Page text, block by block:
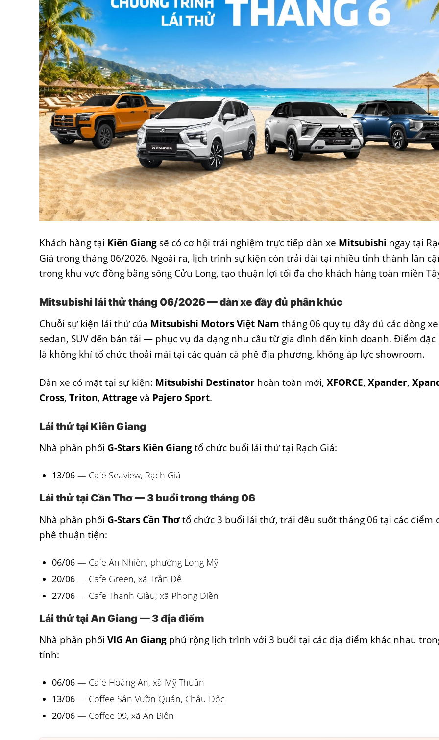
Khách hàng tại Kiên Giang sẽ có cơ hội trải nghiệm trực tiếp dàn xe Mitsubishi ngay tại
Giá trong tháng 06/2026. Ngoài ra, lịch trình sự kiện còn trải dài tại nhiều tỉnh thành lân
trong khu vực đồng bằng sông Cửu Long, tạo thuận lợi tối đa cho khách hàng toàn miền
Mitsubishi lái thử tháng 06/2026 — dàn xe đầy đủ phân khúc
Chuỗi sự kiện lái thử của Mitsubishi Motors Việt Nam tháng 06 quy tụ đầy đủ các dòng
sedan, SUV đến bán tải — phục vụ đa dạng nhu cầu từ gia đình đến kinh doanh. Điểm đặc
là không khí tổ chức thoải mái tại các quán cà phê địa phương, không áp lực showroom.
Dàn xe có mặt tại sự kiện: Mitsubishi Destinator hoàn toàn mới, XFORCE, Xpander,
Cross, Triton, Attragevà Pajero Sport.
Lái thử tại Kiên Giang
Nhà phân phối G-Stars Kiên Giangtổ chức buổi lái thử tại Rạch Giá:
13/06 — Café Seaview, Rạch Giá
Lái thử tại Cần Thơ — 3 buổi trong tháng 06
Nhà phân phối G-Stars Cần Thơtổ chức 3 buổi lái thử, trải đều suốt tháng 06 tại các điểm
phê thuận tiện:
06/06 — Cafe An Nhiên, phường Long Mỹ
20/06 — Cafe Green, xã Trần Đề
27/06 — Cafe Thanh Giàu, xã Phong Điền
Lái thử tại An Giang — 3 địa điểm
Nhà phân phối VIG An Giang phủ rộng lịch trình với 3 buổi tại các địa điểm khác nhau
tỉnh:
06/06 — Café Hoàng An, xã Mỹ Thuận
13/06 — Coffee Sân Vườn Quán, Châu Đốc
20/06 — Coffee 99, xã An Biên